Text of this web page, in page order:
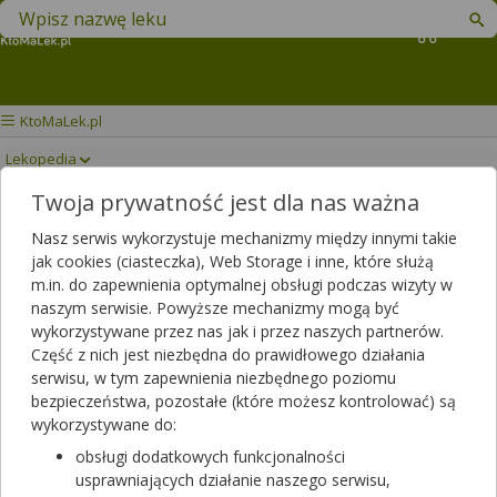
Koszyk
Znajdź lek w swojej okolicy
KtoMaLek.pl
Lekopedia
ESTALIS Drukuj/Zapisz
Estalis
Twoja prywatność jest dla nas ważna
Nasz serwis wykorzystuje mechanizmy między innymi takie
jak cookies (ciasteczka), Web Storage i inne, które służą
m.in. do zapewnienia optymalnej obsługi podczas wizyty w
naszym serwisie. Powyższe mechanizmy mogą być
wykorzystywane przez nas jak i przez naszych partnerów.
Część z nich jest niezbędna do prawidłowego działania
serwisu, w tym zapewnienia niezbędnego poziomu
bezpieczeństwa, pozostałe (które możesz kontrolować) są
wykorzystywane do:
obsługi dodatkowych funkcjonalności
usprawniających działanie naszego serwisu,